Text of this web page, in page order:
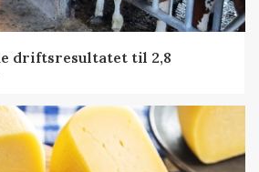
driftsresultatet til 2,8